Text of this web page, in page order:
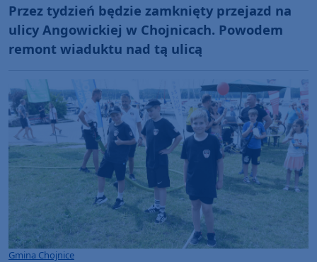
Przez tydzień będzie zamknięty przejazd na
ulicy Angowickiej w Chojnicach. Powodem
remont wiaduktu nad tą ulicą
Gmina Chojnice